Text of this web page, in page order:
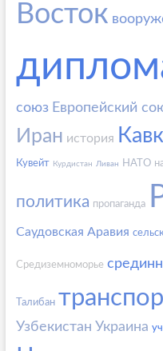
Восток
союз Европейский
Иран история
Кувейт Курдистан Ливан НАТО
политика пропаганда
Саудовская Аравия
Средиземноморье
Талибан
Узбекистан Украина